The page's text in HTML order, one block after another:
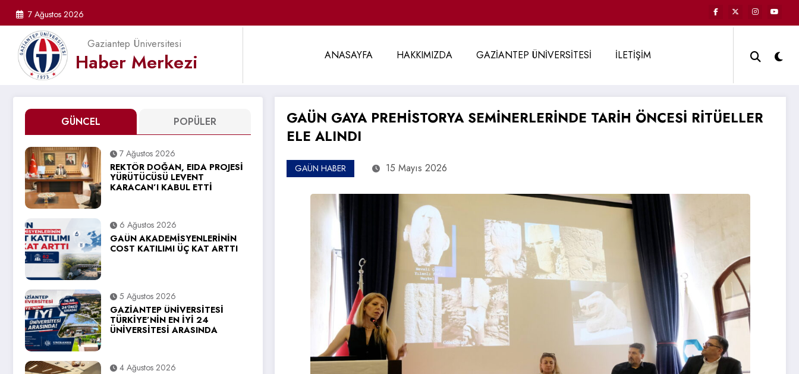
7 Ağustos 2026
Gaziantep Üniversitesi
Haber Merkezi ANASAYFA HAKKIMIZDA GAZİANTEP ÜNİVERSİTESİ İLETİŞİM
GÜNCEL POPÜLER
7 Ağustos 2026
REKTÖR DOĞAN, EIDA PROJESİ
YÜRÜTÜCÜSÜ LEVENT
KARACAN’I KABUL ETTİ
6 Ağustos 2026
GAÜN AKADEMİSYENLERİNİN
COST KATILIMI ÜÇ KAT ARTTI
5 Ağustos 2026
GAZİANTEP ÜNİVERSİTESİ
TÜRKİYE’NİN EN İYİ 24
ÜNİVERSİTESİ ARASINDA
4 Ağustos 2026
GAÜN GAYA PREHİSTORYA SEMİNERLERİNDE TARİH ÖNCESİ RİTÜELLER
ELE ALINDI
GAÜN HABER 15 Mayıs 2026